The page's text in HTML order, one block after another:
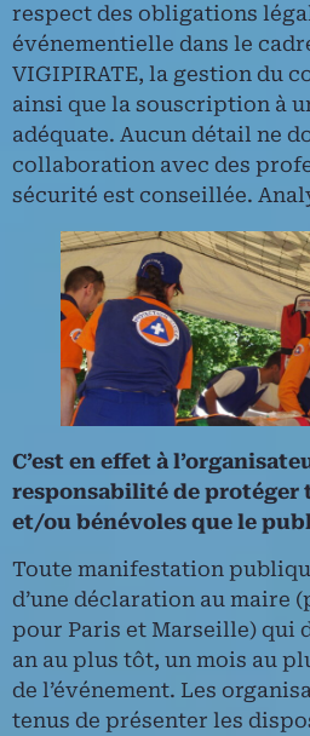
respect des obligations
événementielle dans le
VIGIPIRATE, la gestion du
ainsi que la souscription à
adéquate. Aucun détail ne
collaboration avec des
sécurité est conseillée.
C’est en effet à
responsabilité de protéger
et/ou bénévoles que le
Toute manifestation
d’une déclaration au maire
pour Paris et Marseille) qui
an au plus tôt, un mois au
de l’événement. Les
tenus de présenter les